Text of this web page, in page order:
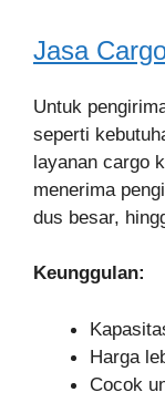
Jasa
Untuk
seperti
layanan cargo
menerima
dus besar,
Keunggulan:
Harga
Cocok